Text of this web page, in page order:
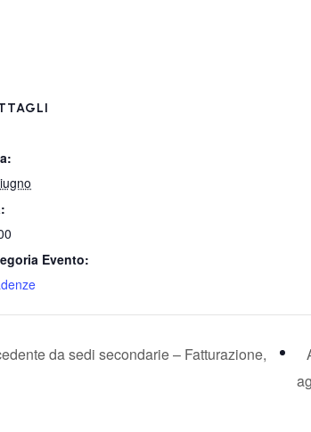
Evento:
da sedi secondarie – Fatturazione,